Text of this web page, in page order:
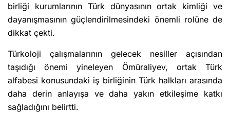
birliği kurumlarının Türk dünyasının ortak kimliği ve
dayanışmasının güçlendirilmesindeki önemli rolüne de
dikkat çekti.
Türkoloji çalışmalarının gelecek nesiller açısından
taşıdığı önemi yineleyen Ömüraliyev, ortak Türk
alfabesi konusundaki iş birliğinin Türk halkları arasında
daha derin anlayışa ve daha yakın etkileşime katkı
sağladığını belirtti.